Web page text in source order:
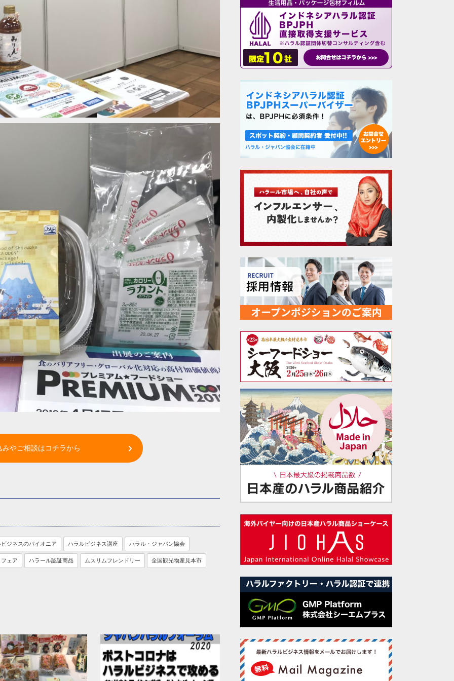
みやご相談はコチラから
ジネスのパイオニア ハラルビジネス講座 ハラル・ジャパン協会
ェア ハラール認証商品 ムスリムフレンドリー 全国観光物産見本市